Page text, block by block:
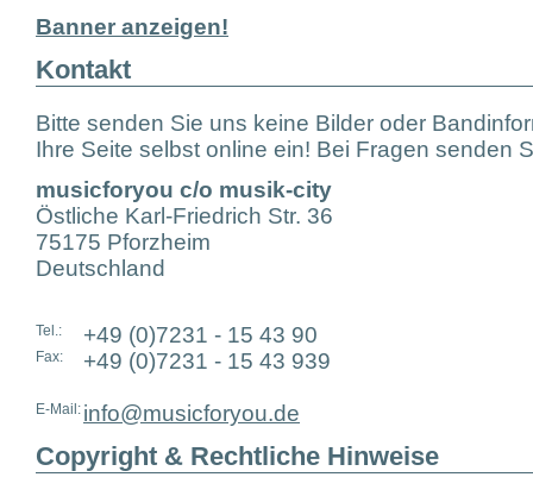
Banner anzeigen!
Kontakt
Bitte senden Sie uns keine Bilder oder
Ihre Seite selbst online ein! Bei Fragen senden
musicforyou c/o musik-city
Östliche Karl-Friedrich Str. 36
75175 Pforzheim
Deutschland
Tel.: +49 (0)7231 - 15 43 90
Fax: +49 (0)7231 - 15 43 939
E-Mail: info@musicforyou.de
Copyright & Rechtliche Hinweise